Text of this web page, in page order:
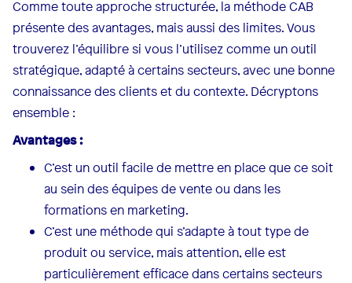
Comme toute approche structurée, la méthode CAB
présente des avantages, mais aussi des limites. Vous
trouverez l’équilibre si vous l’utilisez comme un outil
stratégique, adapté à certains secteurs, avec une bonne
connaissance des clients et du contexte. Décryptons
ensemble :
Avantages :
C’est un outil facile de mettre en place que ce soit
au sein des équipes de vente ou dans les
formations en marketing.
C’est une méthode qui s’adapte à tout type de
produit ou service, mais attention, elle est
particulièrement efficace dans certains secteurs